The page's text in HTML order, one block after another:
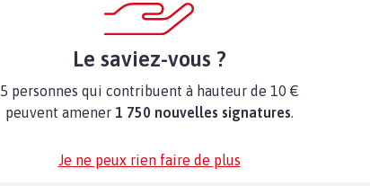
Le saviez-vous ?
5 personnes qui contribuent à hauteur de 10 €
peuvent amener 1 750 nouvelles signatures.
Je ne peux rien faire de plus